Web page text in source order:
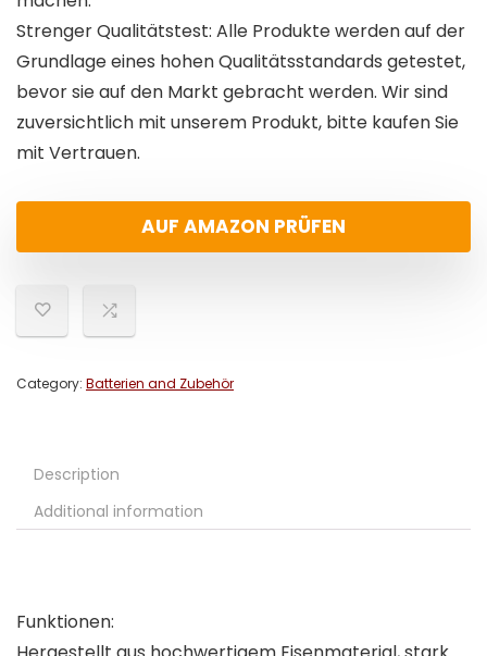
Strenger Qualitätstest: Alle Produkte werden auf der
Grundlage eines hohen Qualitätsstandards getestet,
bevor sie auf den Markt gebracht werden. Wir sind
zuversichtlich mit unserem Produkt, bitte kaufen Sie
mit Vertrauen.
AUF AMAZON PRÜFEN
Category: Batterien and Zubehör
Description
Additional information
Funktionen: